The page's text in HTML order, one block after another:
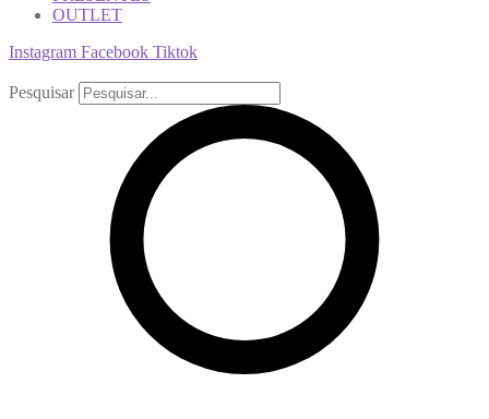
OUTLET
Instagram Facebook Tiktok
Pesquisar